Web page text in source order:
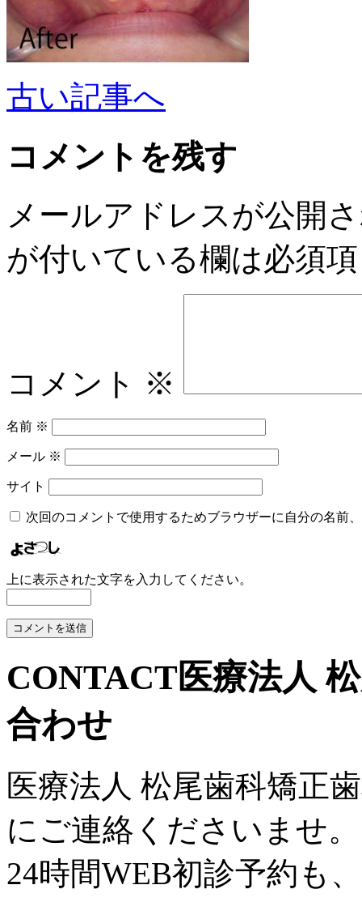
古い記事へ
コメントを残す
メールアドレスが公開
が付いている欄は必須
コメント ※
名前 ※
メール ※
サイト
次回のコメントで使用するためブラウザーに自分の名前
上に表示された文字を入力してください。
CONTACT医療法人
合わせ
医療法人 松尾歯科矯正
にご連絡くださいませ。
24時間WEB初診予約も